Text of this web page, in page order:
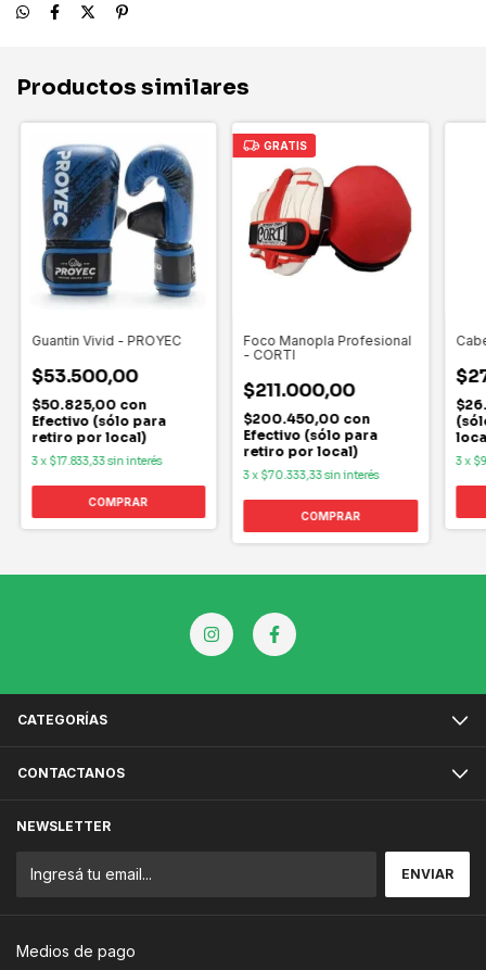
Productos similares
Guantin Vivid - PROYEC
$53.500,00
$50.825,00 con
Efectivo (sólo para
retiro por local)
3x $17.833,33sin interés
COMPRAR
GRATIS
Foco Manopla Profesional
- CORTI
$211.000,00
$200.450,00 con
Efectivo (sólo para
retiro por local)
3x $70.333,33sin interés
COMPRAR
3x
CATEGORÍAS
CONTACTANOS
NEWSLETTER
Medios de pago